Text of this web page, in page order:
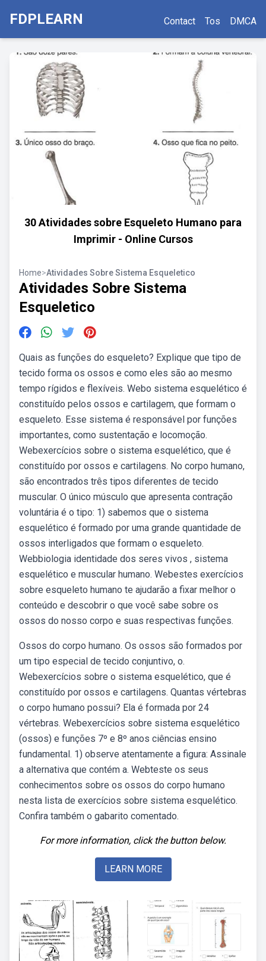
FDPLEARN Contact Tos DMCA
30 Atividades sobre Esqueleto Humano para
Imprimir - Online Cursos
Home>Atividades Sobre Sistema Esqueletico
Atividades Sobre Sistema
Esqueletico
Quais as funções do esqueleto? Explique que tipo de
tecido forma os ossos e como eles são ao mesmo
tempo rígidos e flexíveis. Webo sistema esquelético é
constituído pelos ossos e cartilagem, que formam o
esqueleto. Esse sistema é responsável por funções
importantes, como sustentação e locomoção.
Webexercícios sobre o sistema esquelético, que é
constituído por ossos e cartilagens. No corpo humano,
são encontrados três tipos diferentes de tecido
muscular. O único músculo que apresenta contração
voluntária é o tipo: 1) sabemos que o sistema
esquelético é formado por uma grande quantidade de
ossos interligados que formam o esqueleto.
Webbiologia identidade dos seres vivos , sistema
esquelético e muscular humano. Webestes exercícios
sobre esqueleto humano te ajudarão a fixar melhor o
conteúdo e descobrir o que você sabe sobre os
ossos do nosso corpo e suas respectivas funções.
Ossos do corpo humano. Os ossos são formados por
um tipo especial de tecido conjuntivo, o.
Webexercícios sobre o sistema esquelético, que é
constituído por ossos e cartilagens. Quantas vértebras
o corpo humano possui? Ela é formada por 24
vértebras. Webexercícios sobre sistema esquelético
(ossos) e funções 7º e 8º anos ciências ensino
fundamental. 1) observe atentamente a figura: Assinale
a alternativa que contém a. Webteste os seus
conhecimentos sobre os ossos do corpo humano
nesta lista de exercícios sobre sistema esquelético.
Confira também o gabarito comentado.
For more information, click the button below.
LEARN MORE